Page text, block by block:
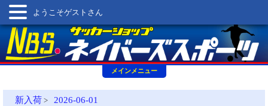
メインメニュー
ようこそゲストさん
新入荷 > 2026-06-01